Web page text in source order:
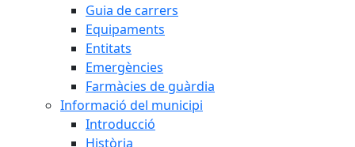
Guia de carrers
Equipaments
Entitats
Emergències
Farmàcies de guàrdia
Informació del municipi
Introducció
Història